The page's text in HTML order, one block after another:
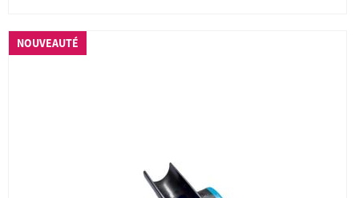
NOUVEAUTÉ